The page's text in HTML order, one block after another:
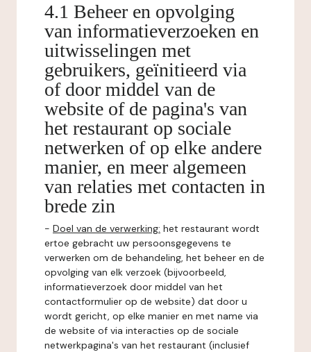
4.1 Beheer en opvolging
van informatieverzoeken en
uitwisselingen met
gebruikers, geïnitieerd via
of door middel van de
website of de pagina's van
het restaurant op sociale
netwerken of op elke andere
manier, en meer algemeen
van relaties met contacten in
brede zin
- Doel van de verwerking: het restaurant wordt
ertoe gebracht uw persoonsgegevens te
verwerken om de behandeling, het beheer en de
opvolging van elk verzoek (bijvoorbeeld,
informatieverzoek door middel van het
contactformulier op de website) dat door u
wordt gericht, op elke manier en met name via
de website of via interacties op de sociale
netwerkpagina's van het restaurant (inclusief